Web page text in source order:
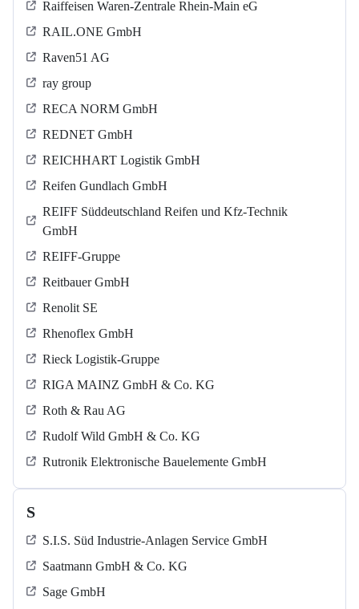
Raiffeisen Waren-Zentrale Rhein-Main eG
RAIL.ONE GmbH
Raven51 AG
ray group
RECA NORM GmbH
REDNET GmbH
REICHHART Logistik GmbH
Reifen Gundlach GmbH
REIFF Süddeutschland Reifen und Kfz-Technik
GmbH
REIFF-Gruppe
Reitbauer GmbH
Renolit SE
Rhenoflex GmbH
Rieck Logistik-Gruppe
RIGA MAINZ GmbH & Co. KG
Roth & Rau AG
Rudolf Wild GmbH & Co. KG
Rutronik Elektronische Bauelemente GmbH
S
S.I.S. Süd Industrie-Anlagen Service GmbH
Saatmann GmbH & Co. KG
Sage GmbH